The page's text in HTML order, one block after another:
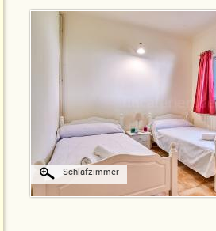
Schlafzimmer